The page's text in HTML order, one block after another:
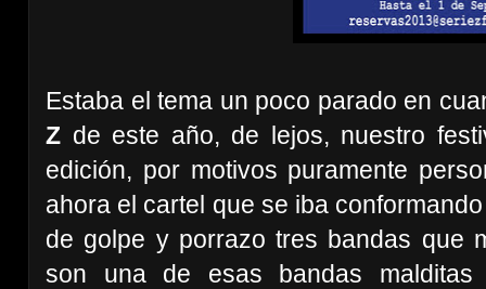
Estaba el tema un poco parado en
Z de este año, de lejos, nuestro
edición, por motivos puramente
ahora el cartel que se iba
de golpe y porrazo tres bandas que
son una de esas bandas